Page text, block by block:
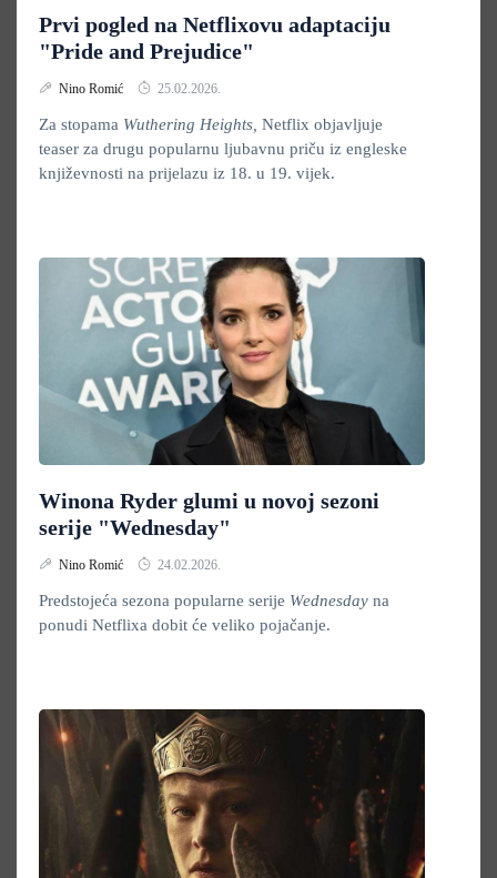
Prvi pogled na Netflixovu adaptaciju
"Pride and Prejudice"
Nino Romić 25.02.2026.
Za stopama Wuthering Heights, Netflix objavljuje
teaser za drugu popularnu ljubavnu priču iz engleske
književnosti na prijelazu iz 18. u 19. vijek.
Winona Ryder glumi u novoj sezoni
serije "Wednesday"
Nino Romić 24.02.2026.
Predstojeća sezona popularne serije Wednesday na
ponudi Netflixa dobit će veliko pojačanje.